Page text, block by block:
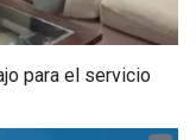
para el servicio